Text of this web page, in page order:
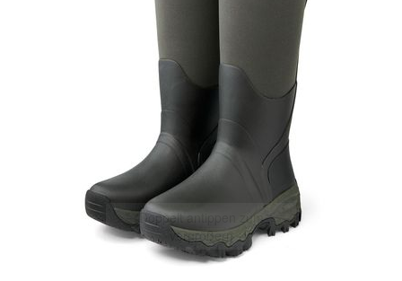
Doppelt antippen zum
vergrößern